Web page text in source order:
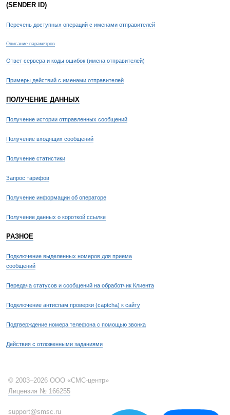
(SENDER ID)
Перечень доступных операций с именами отправителей
Описание параметров
Ответ сервера и коды ошибок (имена отправителей)
Примеры действий с именами отправителей
ПОЛУЧЕНИЕ ДАННЫХ
Получение истории отправленных сообщений
Получение входящих сообщений
Получение статистики
Запрос тарифов
Получение информации об операторе
Получение данных о короткой ссылке
РАЗНОЕ
Подключение выделенных номеров для приема
сообщений
Передача статусов и сообщений на обработчик Клиента
Подключение антиспам проверки (captcha) к сайту
Подтверждение номера телефона с помощью звонка
Действия с отложенными заданиями
© 2003–2026 ООО «СМС-центр»
Лицензия № 166255
support@smsc.ru